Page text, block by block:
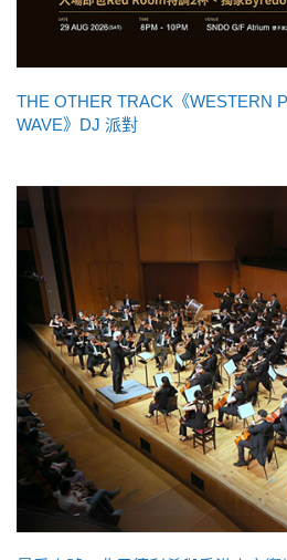
THE OTHER TRACK《WESTERN
WAVE》DJ 派對